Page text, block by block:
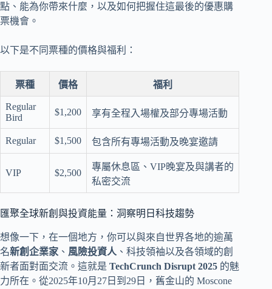
點、能為你帶來什麼，以及如何把握住這最後的優惠購
票機會。
以下是不同票種的價格與福利：
票種 價格 福利
Regular
Bird
$1,200 享有全程入場權及部分專場活動
Regular $1,500 包含所有專場活動及晚宴邀請
VIP $2,500
專屬休息區、VIP晚宴及與講者的
私密交流
匯聚全球新創與投資能量：洞察明日科技趨勢
想像一下，在一個地方，你可以與來自世界各地的逾萬
名新創企業家 、 風險投資人 、科技領袖以及各領域的創
新者面對面交流。這就是 TechCrunch Disrupt 2025 的魅
力所在。從2025年10月27日到29日，舊金山的 Moscone